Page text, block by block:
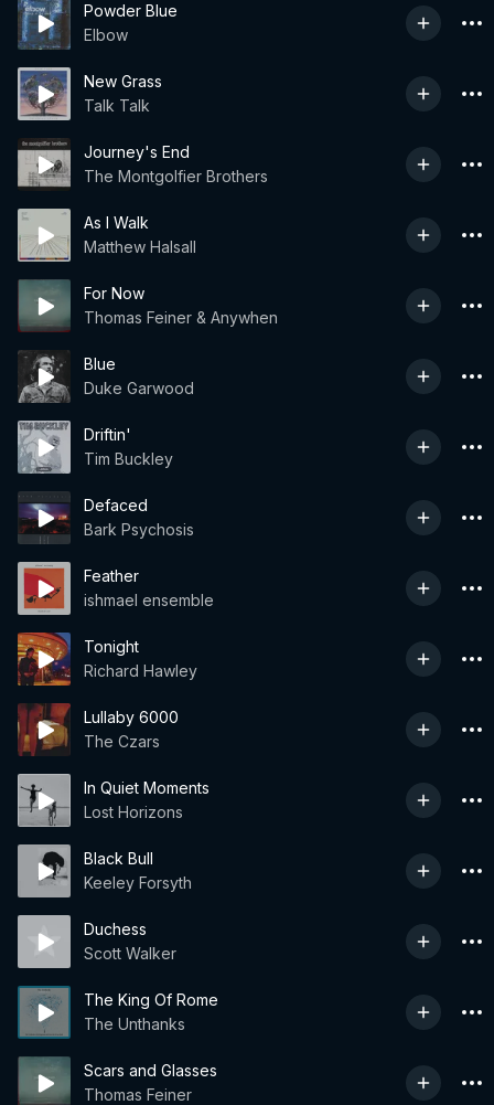
Powder Blue
Elbow
New Grass
Talk Talk
Journey's End
The Montgolfier Brothers
As I Walk
Matthew Halsall
For Now
Thomas Feiner & Anywhen
Blue
Duke Garwood
Driftin'
Tim Buckley
Defaced
Bark Psychosis
Feather
ishmael ensemble
Tonight
Richard Hawley
Lullaby 6000
The Czars
In Quiet Moments
Lost Horizons
Black Bull
Keeley Forsyth
Duchess
Scott Walker
The King Of Rome
The Unthanks
Scars and Glasses
Thomas Feiner